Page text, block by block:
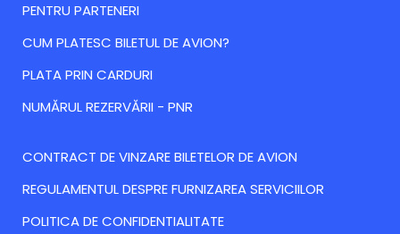
PENTRU PARTENERI
CUM PLATESC BILETUL DE AVION?
PLATA PRIN CARDURI
NUMĂRUL REZERVĂRII - PNR
CONTRACT DE VINZARE BILETELOR DE AVION
REGULAMENTUL DESPRE FURNIZAREA SERVICIILOR
POLITICA DE CONFIDENTIALITATE